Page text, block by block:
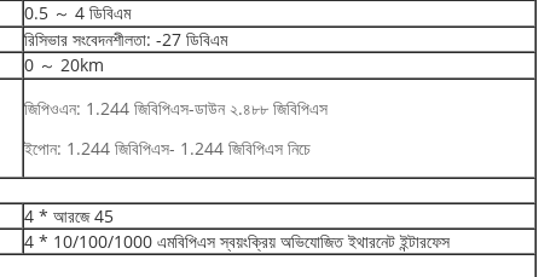
0.5 ～ 4 ডিবিএম
রিসিভার সংবেদনশীলতা: -27 ডিবিএম
0 ～ 20km
জিপিওএন: 1.244 জিবিপিএস-ডাউন ২.৪৮৮ জিবিপিএস
ইপোন: 1.244 জিবিপিএস- 1.244 জিবিপিএস নিচে
4 * আরজে 45
4 * 10/100/1000 এমবিপিএস স্বয়ংক্রিয় অভিযোজিত ইথারনেট ইন্টারফেস